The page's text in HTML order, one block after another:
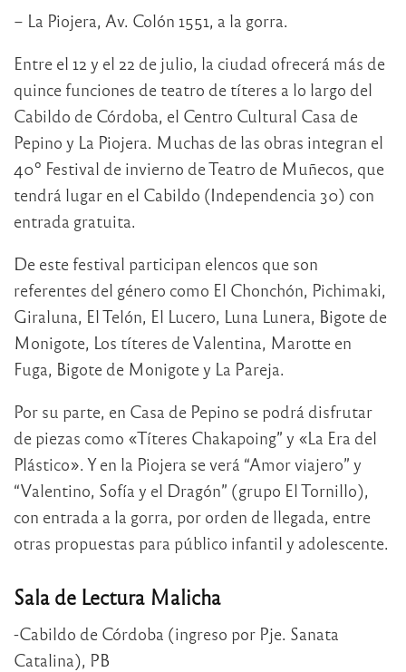
– La Piojera, Av. Colón 1551, a la gorra.
Entre el 12 y el 22 de julio, la ciudad ofrecerá más de
quince funciones de teatro de títeres a lo largo del
Cabildo de Córdoba, el Centro Cultural Casa de
Pepino y La Piojera. Muchas de las obras integran el
40º Festival de invierno de Teatro de Muñecos, que
tendrá lugar en el Cabildo (Independencia 30) con
entrada gratuita.
De este festival participan elencos que son
referentes del género como El Chonchón, Pichimaki,
Giraluna, El Telón, El Lucero, Luna Lunera, Bigote de
Monigote, Los títeres de Valentina, Marotte en
Fuga, Bigote de Monigote y La Pareja.
Por su parte, en Casa de Pepino se podrá disfrutar
de piezas como «Títeres Chakapoing” y «La Era del
Plástico». Y en la Piojera se verá “Amor viajero” y
“Valentino, Sofía y el Dragón” (grupo El Tornillo),
con entrada a la gorra, por orden de llegada, entre
otras propuestas para público infantil y adolescente.
Sala de Lectura Malicha
-Cabildo de Córdoba (ingreso por Pje. Sanata
Catalina), PB